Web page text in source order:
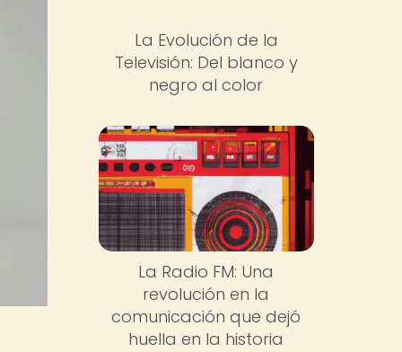
La Evolución de la
Televisión: Del blanco y
negro al color
La Radio FM: Una
revolución en la
comunicación que dejó
huella en la historia